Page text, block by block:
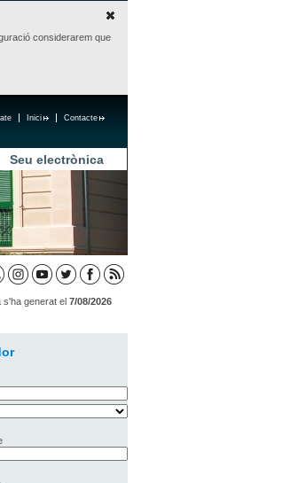
considerarem que
Contacte
Inici
Seu electrònica
s'ha generat el 7/08/2026